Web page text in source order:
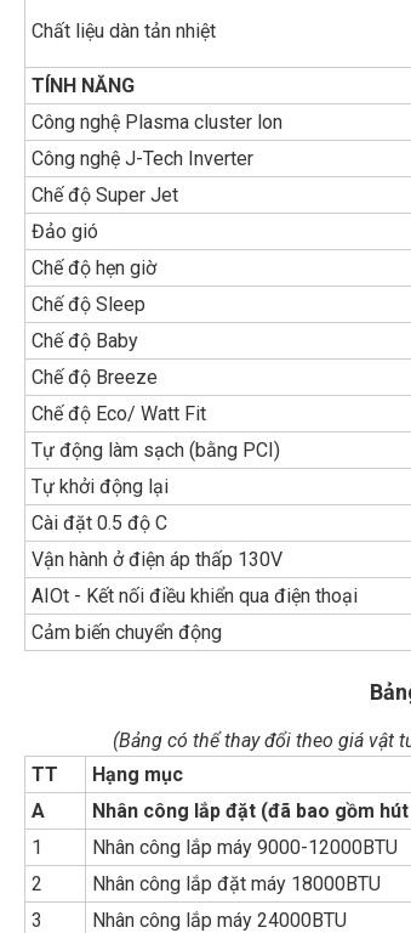
Chất liệu dàn tản nhiệt
TÍNH NĂNG
Công nghệ Plasma cluster lon
Công nghệ J-Tech Inverter
Chế độ Super Jet
Đảo gió
Chế độ hẹn giờ
Chế độ Sleep
Chế độ Baby
Chế độ Breeze
Chế độ Eco/ Watt Fit
Tự động làm sạch (bằng PCI)
Tự khởi động lại
Cài đặt 0.5 độ C
Vận hành ở điện áp thấp 130V
AIOt - Kết nối điều khiển qua điện thoại
Cảm biến chuyển động
(Bảng có thể thay đổi theo giá vật
TT
Hạng mục
A
Nhân công lắp đặt (đã bao gồm
1
Nhân công lắp máy 9000-12000BTU
2
Nhân công lắp đặt máy 18000BTU
3
Nhân công lắp máy 24000BTU